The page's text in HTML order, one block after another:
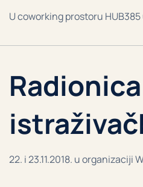
U coworking prostoru HUB385
22. i 23.11.2018. u organizaciji